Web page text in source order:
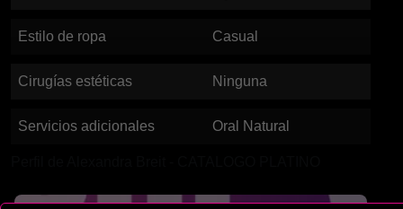
Estilo de ropa Casual
Cirugías estéticas Ninguna
Servicios adicionales Oral Natural